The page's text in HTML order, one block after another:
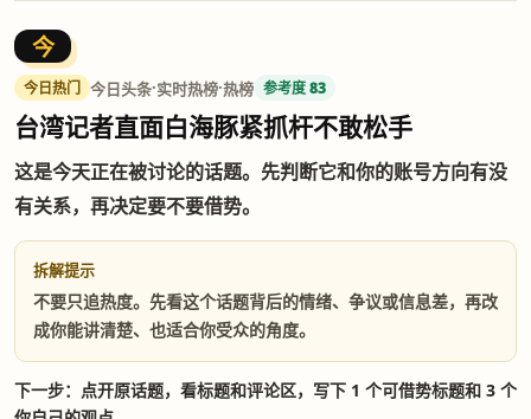
今
今日热门 今日头条·实时热榜·热榜 参考度 83
台湾记者直面白海豚紧抓杆不敢松手
这是今天正在被讨论的话题。先判断它和你的账号方向有没
有关系，再决定要不要借势。
拆解提示
不要只追热度。先看这个话题背后的情绪、争议或信息差，再改
成你能讲清楚、也适合你受众的角度。
下一步：点开原话题，看标题和评论区，写下 1 个可借势标题和 3 个